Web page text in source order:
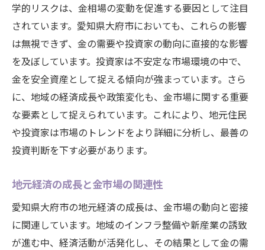
学的リスクは、金相場の変動を促進する要因として注目
されています。愛知県大府市においても、これらの影響
は無視できず、金の需要や投資家の動向に直接的な影響
を及ぼしています。投資家は不安定な市場環境の中で、
金を安全資産として捉える傾向が強まっています。さら
に、地域の経済成長や政策変化も、金市場に関する重要
な要素として捉えられています。これにより、地元住民
や投資家は市場のトレンドをより詳細に分析し、最善の
投資判断を下す必要があります。
地元経済の成長と金市場の関連性
愛知県大府市の地元経済の成長は、金市場の動向と密接
に関連しています。地域のインフラ整備や新産業の誘致
が進む中、経済活動が活発化し、その結果として金の需